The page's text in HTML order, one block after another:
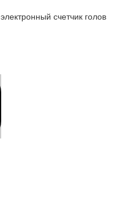
электронный счетчик голов